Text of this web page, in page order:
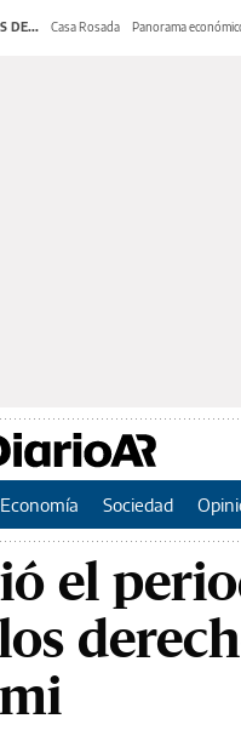
DE... Casa Rosada Panorama
Economía Sociedad
el